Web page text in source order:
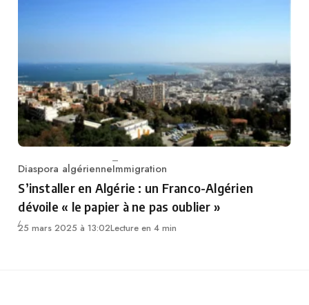
Category
Diaspora algérienneImmigration
S’installer en Algérie : un Franco-Algérien
dévoile « le papier à ne pas oublier »
25 mars 2025 à 13:02Lecture en 4 min